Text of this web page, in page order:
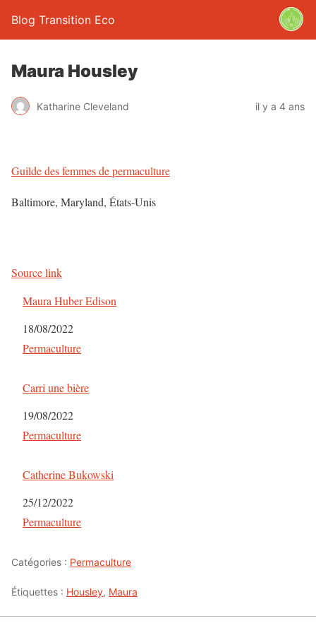
Blog Transition Eco
Maura Housley
Katharine Cleveland il y a 4 ans
Guilde des femmes de permaculture
Baltimore, Maryland, États-Unis
Source link
Maura Huber Edison
Date
18/08/2022
Par rapport à
Permaculture
Carri une bière
Date
19/08/2022
Par rapport à
Permaculture
Catherine Bukowski
Date
25/12/2022
Par rapport à
Permaculture
Catégories : Permaculture
Étiquettes : Housley, Maura